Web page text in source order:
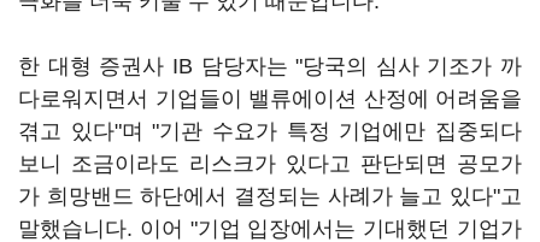
한 대형 증권사 IB 담당자는 "당국의 심사 기조가 까
다로워지면서 기업들이 밸류에이션 산정에 어려움을
겪고 있다"며 "기관 수요가 특정 기업에만 집중되다
보니 조금이라도 리스크가 있다고 판단되면 공모가
가 희망밴드 하단에서 결정되는 사례가 늘고 있다"고
말했습니다. 이어 "기업 입장에서는 기대했던 기업가